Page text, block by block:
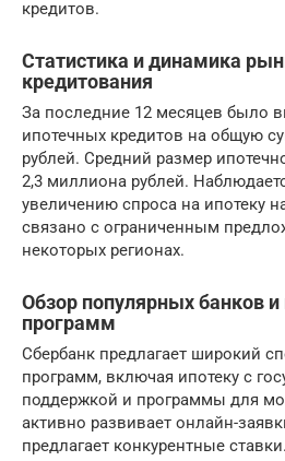
кредитов.
Статистика и динамика
кредитования
За последние 12 месяцев было
ипотечных кредитов на общую
рублей. Средний размер
2,3 миллиона рублей.
увеличению спроса на ипотеку
связано с ограниченным
некоторых регионах.
Обзор популярных банков
программ
Сбербанк предлагает широкий
программ, включая ипотеку с
поддержкой и программы для
активно развивает онлайн-
предлагает конкурентные